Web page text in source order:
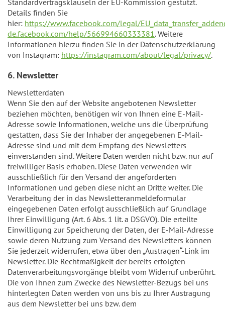
Standardvertragsklauseln der EU-Kommission gestützt.
Details finden Sie
hier: https://www.facebook.com/legal/
de.facebook.com/help/566994660333381. Weitere
Informationen hierzu finden Sie in der Datenschutzerklärung
von Instagram: https://instagram.com/about/legal/privacy/.
6. Newsletter
Newsletterdaten
Wenn Sie den auf der Website angebotenen Newsletter
beziehen möchten, benötigen wir von Ihnen eine E-Mail-
Adresse sowie Informationen, welche uns die Überprüfung
gestatten, dass Sie der Inhaber der angegebenen E-Mail-
Adresse sind und mit dem Empfang des Newsletters
einverstanden sind. Weitere Daten werden nicht bzw. nur auf
freiwilliger Basis erhoben. Diese Daten verwenden wir
ausschließlich für den Versand der angeforderten
Informationen und geben diese nicht an Dritte weiter. Die
Verarbeitung der in das Newsletteranmeldeformular
eingegebenen Daten erfolgt ausschließlich auf Grundlage
Ihrer Einwilligung (Art. 6 Abs. 1 lit. a DSGVO). Die erteilte
Einwilligung zur Speicherung der Daten, der E-Mail-Adresse
sowie deren Nutzung zum Versand des Newsletters können
Sie jederzeit widerrufen, etwa über den „Austragen“-Link im
Newsletter. Die Rechtmäßigkeit der bereits erfolgten
Datenverarbeitungsvorgänge bleibt vom Widerruf unberührt.
Die von Ihnen zum Zwecke des Newsletter-Bezugs bei uns
hinterlegten Daten werden von uns bis zu Ihrer Austragung
aus dem Newsletter bei uns bzw. dem